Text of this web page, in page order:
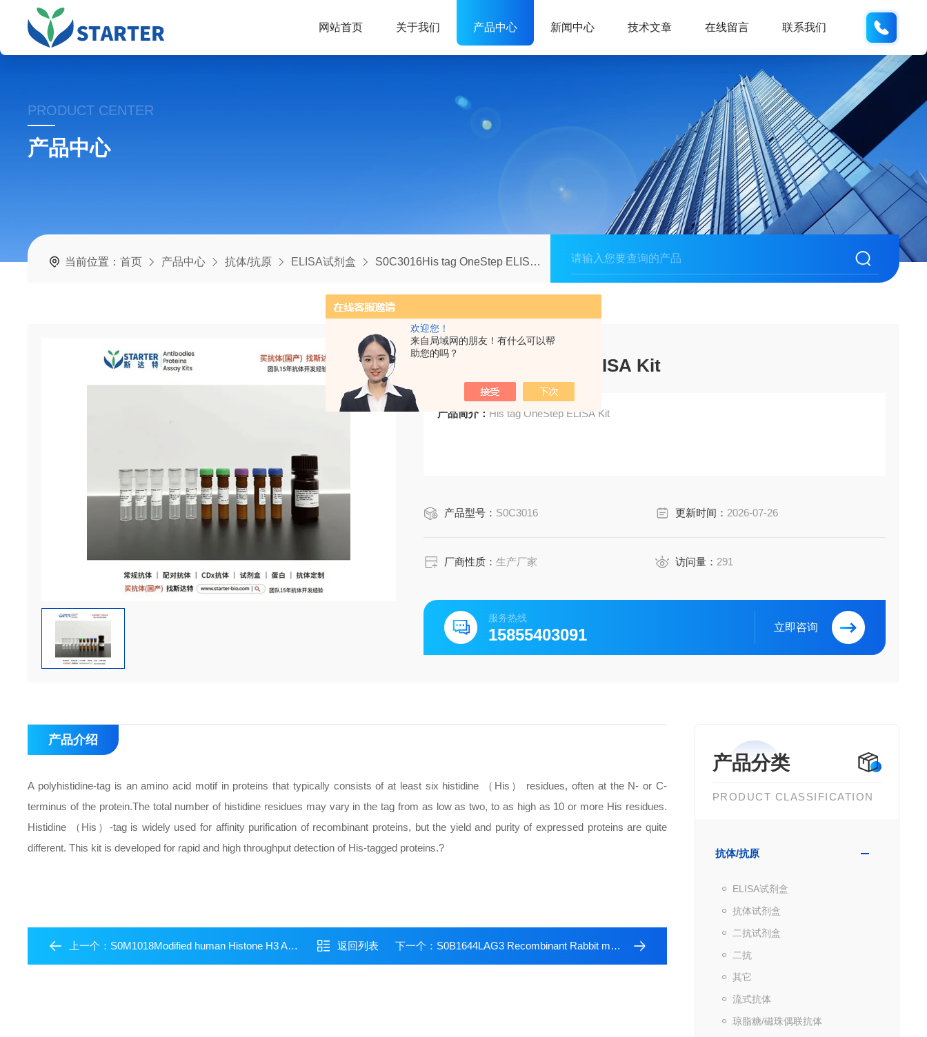
欢迎您！
来自局域网的朋友！有什么可以帮
助您的吗？
网站首页 关于我们 产品中心 新闻中心 技术文章 在线留言 联系我们
PRODUCT CENTER
产品中心
当前位置：首页 产品中心 抗体/抗原 ELISA试剂盒 S0C3016His tag OneStep ELISA Kit
His tag OneStep ELISA Kit
产品简介： His tag OneStep ELISA Kit
产品型号： S0C3016 更新时间： 2026-07-26
厂商性质：生产厂家 访问量： 291
服务热线
15855403091 立即咨询
产品分类
PRODUCT CLASSIFICATION
抗体/抗原
ELISA试剂盒
抗体试剂盒
二抗试剂盒
二抗
其它
流式抗体
琼脂糖/磁珠偶联抗体
产品介绍
A polyhistidine-tag is an amino acid motif in proteins that typically consists of at least six histidine （His） residues, often at the N- or C-
terminus of the protein.The total number of histidine residues may vary in the tag from as low as two, to as high as 10 or more His residues.
Histidine （His）-tag is widely used for affinity purification of recombinant proteins, but the yield and purity of expressed proteins are quite
different. This kit is developed for rapid and high throughput detection of His-tagged proteins.?
上一个： S0M1018Modified human Histone H3 Antibody MiniAb Set 返回列表 下一个： S0B1644LAG3 Recombinant Rabbit mAb (Alexa Fluor? 594 Conjugate) (SDT-R159)